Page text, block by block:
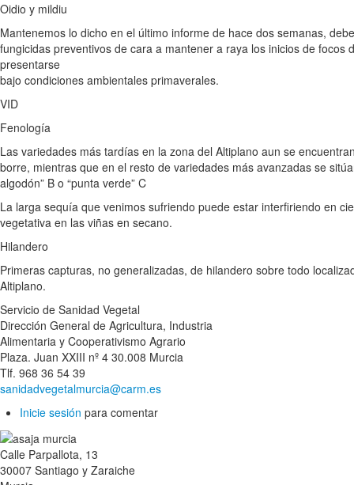
Oidio y mildiu
Mantenemos lo dicho en el último informe de hace dos semanas,
fungicidas preventivos de cara a mantener a raya los inicios de focos
presentarse
bajo condiciones ambientales primaverales.
VID
Fenología
Las variedades más tardías en la zona del Altiplano aun se
borre, mientras que en el resto de variedades más avanzadas se
algodón” B o “punta verde” C
La larga sequía que venimos sufriendo puede estar interfiriendo en
vegetativa en las viñas en secano.
Hilandero
Primeras capturas, no generalizadas, de hilandero sobre todo
Altiplano.
Servicio de Sanidad Vegetal
Dirección General de Agricultura, Industria
Alimentaria y Cooperativismo Agrario
Plaza. Juan XXIII nº 4 30.008 Murcia
Tlf. 968 36 54 39
sanidadvegetalmurcia@carm.es
Inicie sesión para comentar
Calle Parpallota, 13
30007 Santiago y Zaraiche